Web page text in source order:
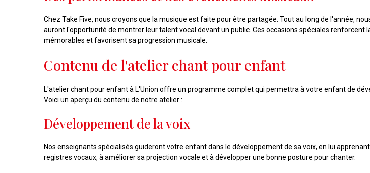
Chez Take Five, nous croyons que la musique est faite pour être partagée. Tout au long de l'année,
auront l'opportunité de montrer leur talent vocal devant un public. Ces occasions spéciales
mémorables et favorisent sa progression musicale.
Contenu de l'atelier chant pour enfant
L'atelier chant pour enfant à L'Union offre un programme complet qui permettra à votre enfant de
Voici un aperçu du contenu de notre atelier :
Développement de la voix
Nos enseignants spécialisés guideront votre enfant dans le développement de sa voix, en lui
registres vocaux, à améliorer sa projection vocale et à développer une bonne posture pour chanter.